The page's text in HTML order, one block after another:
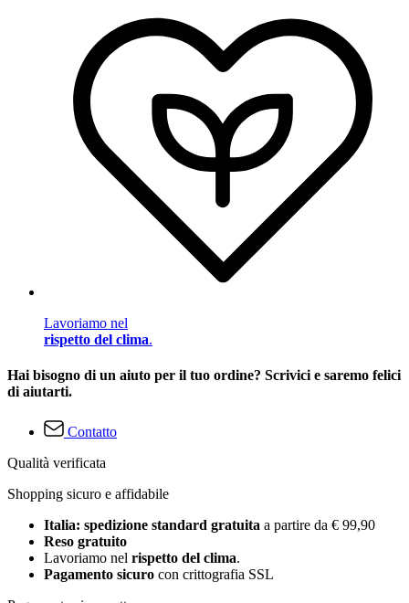
Lavoriamo nel
rispetto del clima.
Hai bisogno di un aiuto per il tuo ordine? Scrivici e saremo felici
di aiutarti.
Contatto
Qualità verificata
Shopping sicuro e affidabile
Italia: spedizione standard gratuita a partire da € 99,90
Reso gratuito
Lavoriamo nel rispetto del clima.
Pagamento sicuro con crittografia SSL